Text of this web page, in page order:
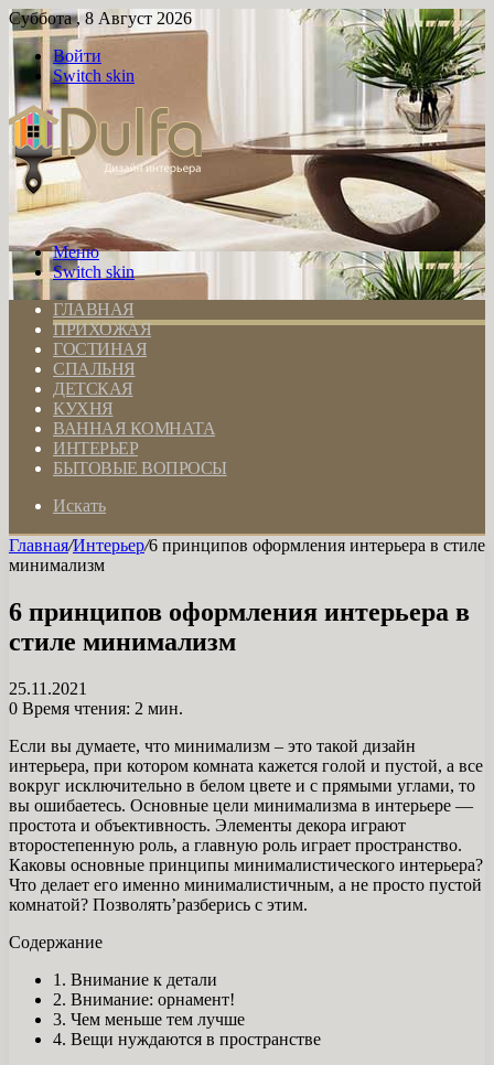
Суббота , 8 Август 2026
Войти
Switch skin
Меню
Switch skin
ГЛАВНАЯ
ПРИХОЖАЯ
ГОСТИНАЯ
СПАЛЬНЯ
ДЕТСКАЯ
КУХНЯ
ВАННАЯ КОМНАТА
ИНТЕРЬЕР
БЫТОВЫЕ ВОПРОСЫ
Искать
Главная/Интерьер/6 принципов оформления интерьера в стиле
минимализм
6 принципов оформления интерьера в
стиле минимализм
25.11.2021
0 Время чтения: 2 мин.
Если вы думаете, что минимализм – это такой дизайн
интерьера, при котором комната кажется голой и пустой, а все
вокруг исключительно в белом цвете и с прямыми углами, то
вы ошибаетесь. Основные цели минимализма в интерьере —
простота и объективность. Элементы декора играют
второстепенную роль, а главную роль играет пространство.
Каковы основные принципы минималистического интерьера?
Что делает его именно минималистичным, а не просто пустой
комнатой? Позволять’разберись с этим.
Содержание
1. Внимание к детали
2. Внимание: орнамент!
3. Чем меньше тем лучше
4. Вещи нуждаются в пространстве